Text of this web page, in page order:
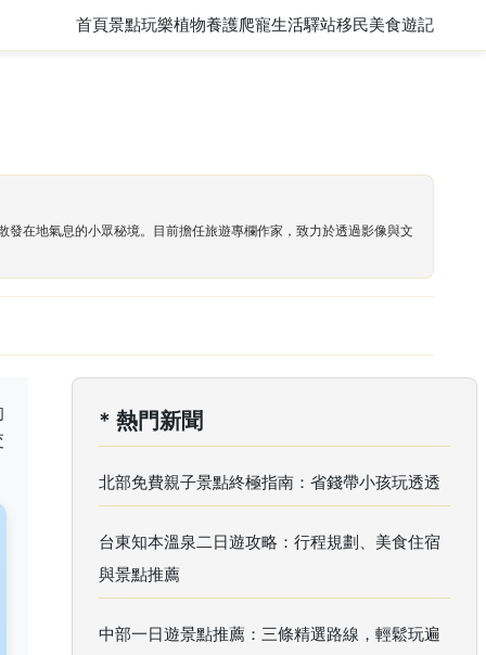
首頁景點玩樂植物養護爬寵生活驛站移民美食遊記
在地氣息的小眾秘境。目前擔任旅遊專欄作家，致力於透過影像與文
* 熱門新聞
北部免費親子景點終極指南：省錢帶小孩玩透透
台東知本溫泉二日遊攻略：行程規劃、美食住宿
與景點推薦
中部一日遊景點推薦：三條精選路線，輕鬆玩遍